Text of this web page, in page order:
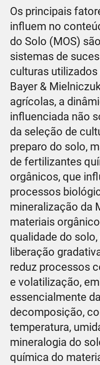
Os principais
influem no
do Solo (MOS)
sistemas de
culturas utilizados
Bayer &
agrícolas, a
influenciada não
da seleção de
preparo do solo,
de fertilizantes
orgânicos, que
processos
mineralização da
materiais
qualidade do
liberação
reduz processos
e volatilização,
essencialmente
decomposição,
temperatura,
mineralogia do
química do